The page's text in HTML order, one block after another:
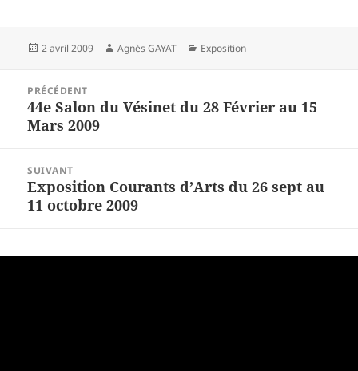
Publié
2 avril 2009 Auteur
Agnès GAYAT Catégories
Exposition
l’article
PRÉCÉDENT
Article
précédent :
44e Salon du Vésinet du 28 Février au 15
Mars 2009
SUIVANT
Article
suivant :
Exposition Courants d’Arts du 26 sept au
11 octobre 2009